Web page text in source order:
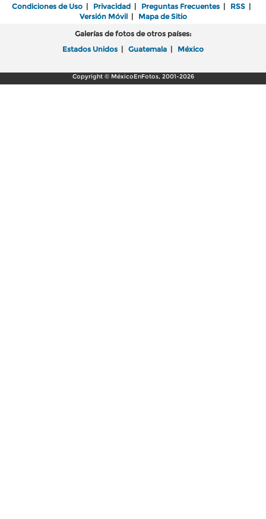
Condiciones de Uso | Privacidad | Preguntas Frecuentes | RSS |
Versión Móvil| Mapa de Sitio
Galerías de fotos de otros países:
Estados Unidos | Guatemala | México
Copyright © MéxicoEnFotos, 2001-2026